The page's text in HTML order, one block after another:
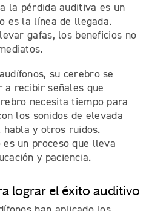
la pérdida auditiva es un
es la línea de llegada.
gafas, los beneficios no
su cerebro se
recibir señales que
necesita tiempo para
los sonidos de elevada
y otros ruidos.
un proceso que lleva
y paciencia.
lograr el éxito auditivo